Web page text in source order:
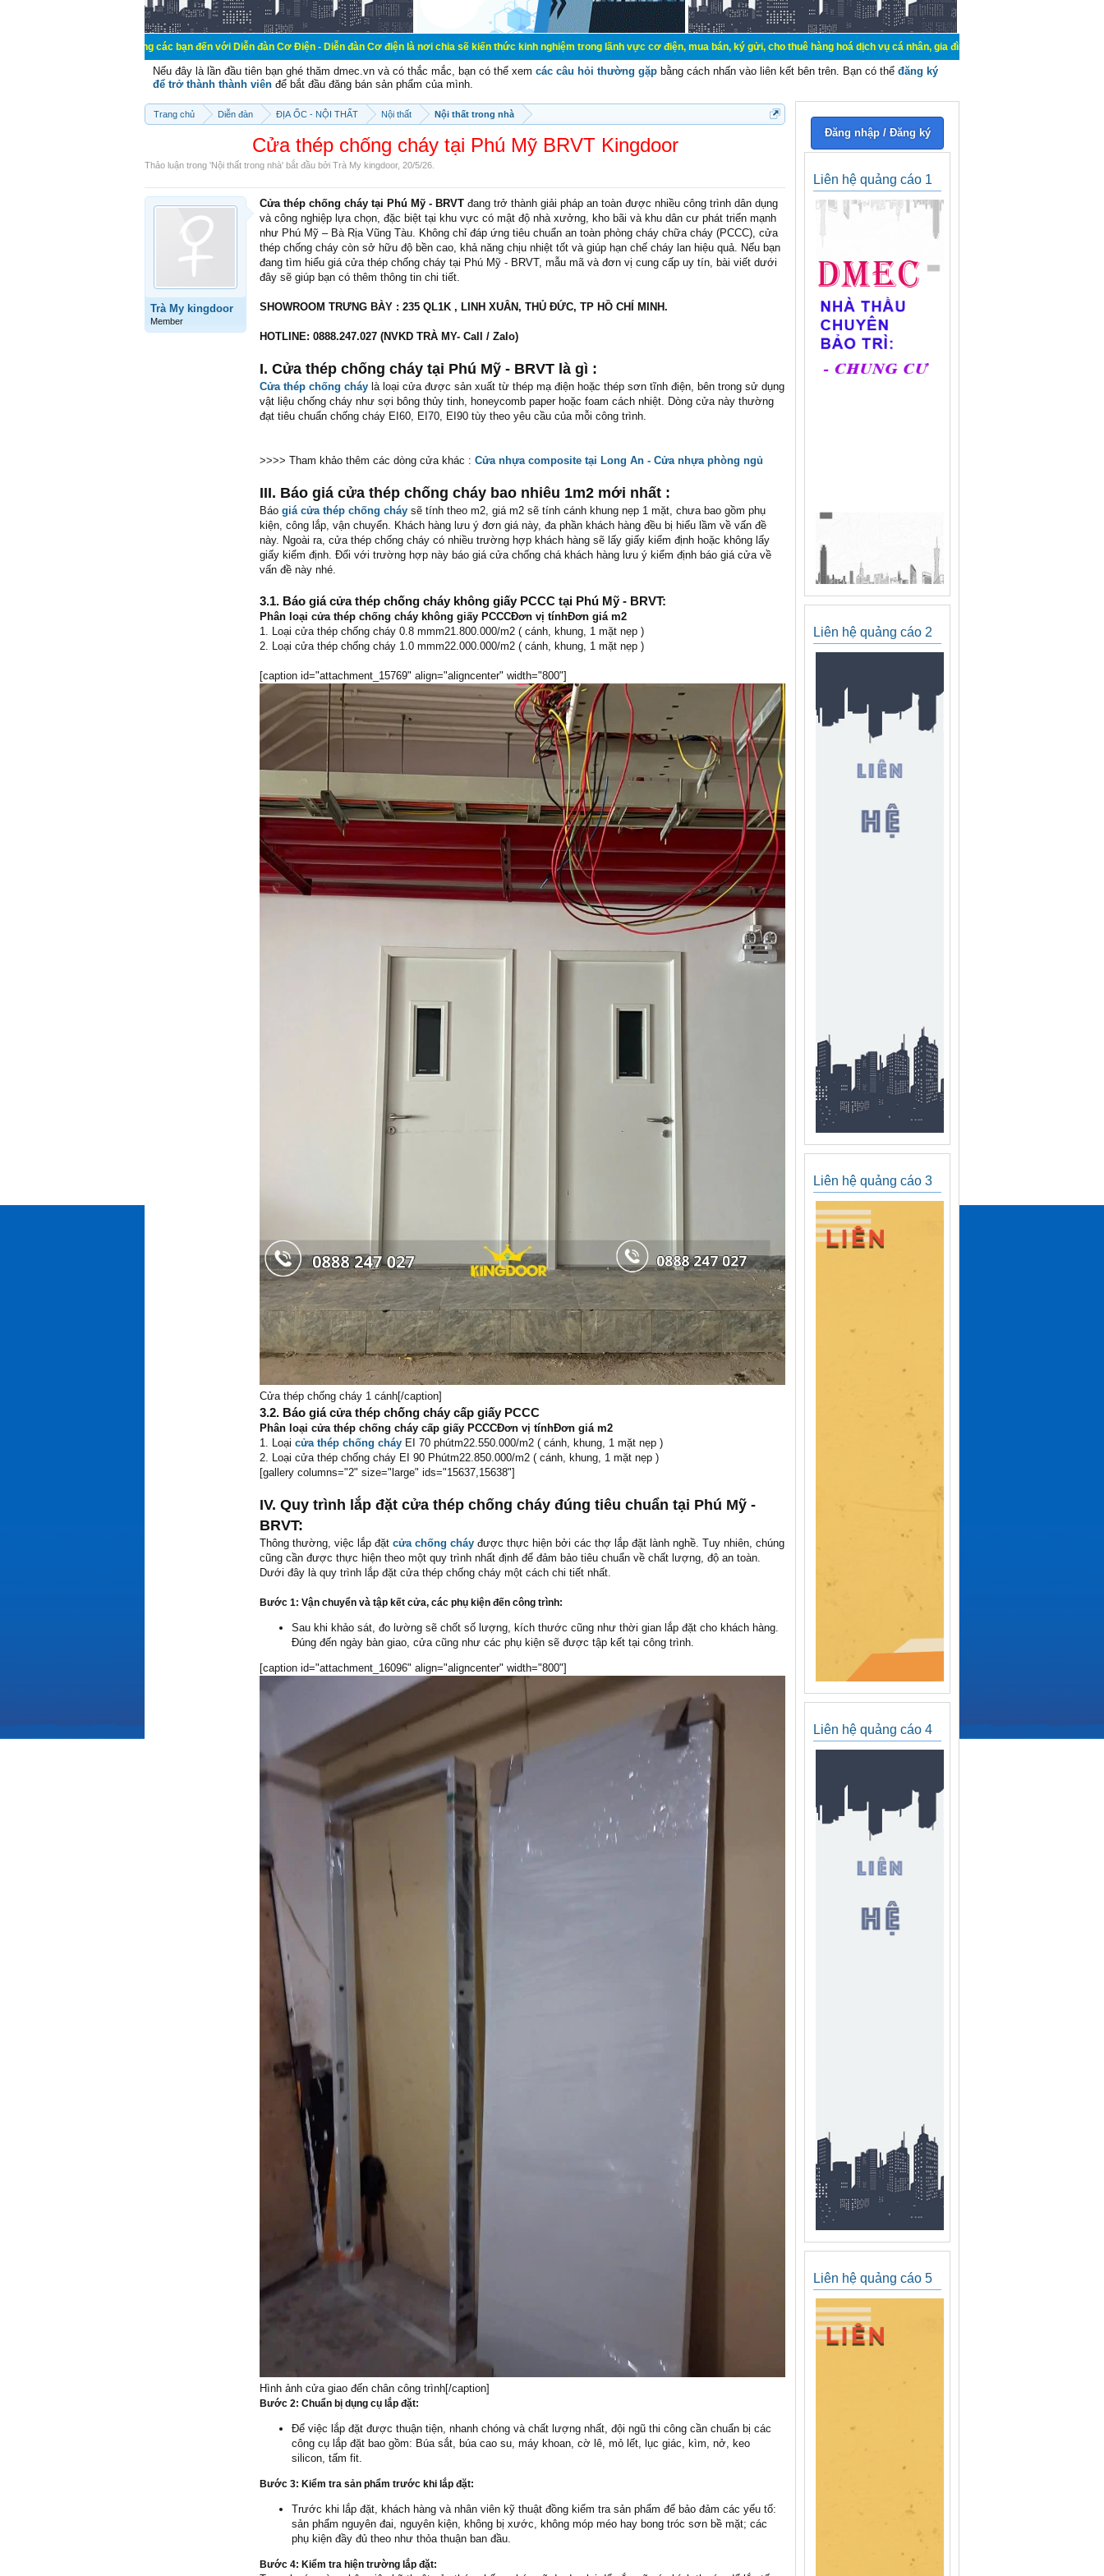
Chào mừng các bạn đến với Diễn đàn Cơ Điện - Diễn đàn Cơ điện là nơi chia sẽ kiến thức kinh nghiệm trong lãnh vực cơ điện, mua bán, ký gửi, cho thuê hàng hoá dịch vụ cá nhân, gia đình. Mua bán, ký gửi, cho thuê thiết bị hệ thống
Nếu đây là lần đầu tiên bạn ghé thăm dmec.vn và có thắc mắc, bạn có thể xem các câu hỏi thường gặp bằng cách nhấn vào liên kết bên trên. Bạn có thể đăng ký
để trở thành thành viên để bắt đầu đăng bán sản phẩm của mình.
Trang chủ Diễn đàn ĐỊA ỐC - NỘI THẤT Nội thất Nội thất trong nhà
Cửa thép chống cháy tại Phú Mỹ BRVT Kingdoor
Thảo luận trong 'Nội thất trong nhà' bắt đầu bởi Trà My kingdoor, 20/5/26
Trà My kingdoor
Member
Cửa thép chống cháy tại Phú Mỹ - BRVT đang trở thành giải pháp an toàn được nhiều công trình dân dụng
và công nghiệp lựa chọn, đặc biệt tại khu vực có mật độ nhà xưởng, kho bãi và khu dân cư phát triển mạnh
như Phú Mỹ – Bà Rịa Vũng Tàu. Không chỉ đáp ứng tiêu chuẩn an toàn phòng cháy chữa cháy (PCCC), cửa
thép chống cháy còn sở hữu độ bền cao, khả năng chịu nhiệt tốt và giúp hạn chế cháy lan hiệu quả. Nếu bạn
đang tìm hiểu giá cửa thép chống cháy tại Phú Mỹ - BRVT, mẫu mã và đơn vị cung cấp uy tín, bài viết dưới
đây sẽ giúp bạn có thêm thông tin chi tiết.
SHOWROOM TRƯNG BÀY : 235 QL1K , LINH XUÂN, THỦ ĐỨC, TP HỒ CHÍ MINH.
HOTLINE: 0888.247.027 (NVKD TRÀ MY- Call / Zalo)
I. Cửa thép chống cháy tại Phú Mỹ - BRVT là gì :
Cửa thép chống cháy là loại cửa được sản xuất từ thép mạ điện hoặc thép sơn tĩnh điện, bên trong sử dụng
vật liệu chống cháy như sợi bông thủy tinh, honeycomb paper hoặc foam cách nhiệt. Dòng cửa này thường
đạt tiêu chuẩn chống cháy EI60, EI70, EI90 tùy theo yêu cầu của mỗi công trình.
>>>> Tham khảo thêm các dòng cửa khác : Cửa nhựa composite tại Long An - Cửa nhựa phòng ngủ
III. Báo giá cửa thép chống cháy bao nhiêu 1m2 mới nhất :
Báo giá cửa thép chống cháy sẽ tính theo m2, giá m2 sẽ tính cánh khung nẹp 1 mặt, chưa bao gồm phụ
kiện, công lắp, vận chuyển. Khách hàng lưu ý đơn giá này, đa phần khách hàng đều bị hiểu lầm về vấn đề
này. Ngoài ra, cửa thép chống cháy có nhiều trường hợp khách hàng sẽ lấy giấy kiểm định hoặc không lấy
giấy kiểm định. Đối với trường hợp này báo giá cửa chống chá khách hàng lưu ý kiểm định báo giá cửa về
vấn đề này nhé.
3.1. Báo giá cửa thép chống cháy không giấy PCCC tại Phú Mỹ - BRVT:
Phân loại cửa thép chống cháy không giấy PCCCĐơn vị tínhĐơn giá m2
1. Loại cửa thép chống cháy 0.8 mmm21.800.000/m2 ( cánh, khung, 1 mặt nẹp )
2. Loại cửa thép chống cháy 1.0 mmm22.000.000/m2 ( cánh, khung, 1 mặt nẹp )
[caption id="attachment_15769" align="aligncenter" width="800"]
Cửa thép chống cháy 1 cánh[/caption]
3.2. Báo giá cửa thép chống cháy cấp giấy PCCC
Phân loại cửa thép chống cháy cấp giấy PCCCĐơn vị tínhĐơn giá m2
1. Loại cửa thép chống cháy EI 70 phútm22.550.000/m2 ( cánh, khung, 1 mặt nẹp )
2. Loại cửa thép chống cháy EI 90 Phútm22.850.000/m2 ( cánh, khung, 1 mặt nẹp )
[gallery columns="2" size="large" ids="15637,15638"]
IV. Quy trình lắp đặt cửa thép chống cháy đúng tiêu chuẩn tại Phú Mỹ -
BRVT:
Thông thường, việc lắp đặt cửa chống cháy được thực hiện bởi các thợ lắp đặt lành nghề. Tuy nhiên, chúng
cũng cần được thực hiện theo một quy trình nhất định để đảm bảo tiêu chuẩn về chất lượng, độ an toàn.
Dưới đây là quy trình lắp đặt cửa thép chống cháy một cách chi tiết nhất.
Bước 1: Vận chuyển và tập kết cửa, các phụ kiện đến công trình:
Sau khi khảo sát, đo lường sẽ chốt số lượng, kích thước cũng như thời gian lắp đặt cho khách hàng.
Đúng đến ngày bàn giao, cửa cũng như các phụ kiện sẽ được tập kết tại công trình.
[caption id="attachment_16096" align="aligncenter" width="800"]
Hình ảnh cửa giao đến chân công trình[/caption]
Bước 2: Chuẩn bị dụng cụ lắp đặt:
Để việc lắp đặt được thuận tiện, nhanh chóng và chất lượng nhất, đội ngũ thi công cần chuẩn bị các
công cụ lắp đặt bao gồm: Búa sắt, búa cao su, máy khoan, cờ lê, mỏ lết, lục giác, kìm, nở, keo
silicon, tấm fit.
Bước 3: Kiểm tra sản phẩm trước khi lắp đặt:
Trước khi lắp đặt, khách hàng và nhân viên kỹ thuật đồng kiểm tra sản phẩm để bảo đảm các yếu tố:
sản phẩm nguyên đai, nguyên kiện, không bị xước, không móp méo hay bong tróc sơn bề mặt; các
phụ kiện đầy đủ theo như thỏa thuận ban đầu.
Bước 4: Kiểm tra hiện trường lắp đặt:
Đăng nhập / Đăng ký
Liên hệ quảng cáo 1
Liên hệ quảng cáo 2
Liên hệ quảng cáo 3
Liên hệ quảng cáo 4
Liên hệ quảng cáo 5